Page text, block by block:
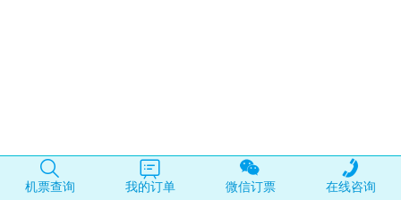
机票查询 我的订单 微信订票 在线咨询